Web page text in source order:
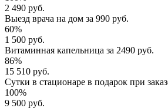
2 490 руб.
Выезд врача на дом за 990 руб.
60%
1 500 руб.
Витаминная капельница за 2490 руб.
86%
15 510 руб.
Сутки в стационаре в подарок при
100%
9 500 руб.